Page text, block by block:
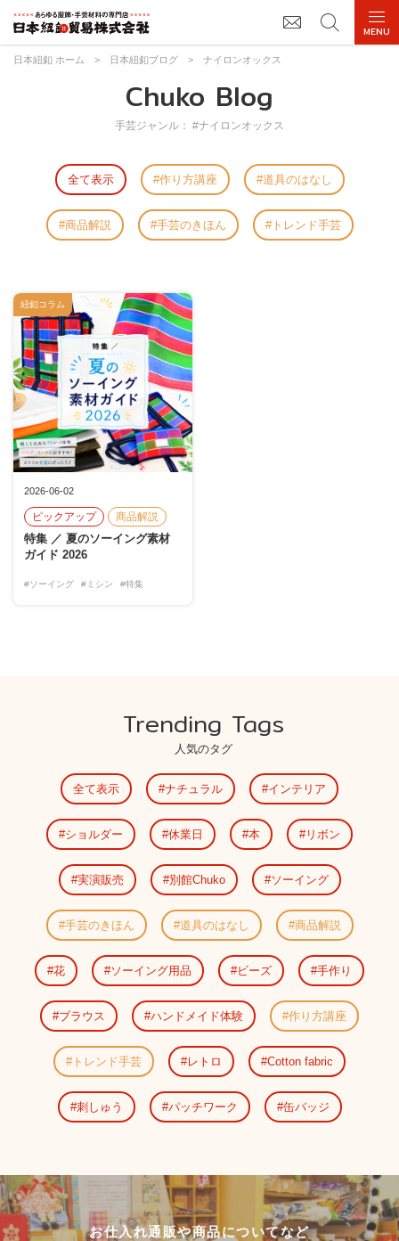
日本紐釦 ホーム > 日本紐釦ブログ > ナイロンオックス
Chuko Blog
手芸ジャンル： #ナイロンオックス
全て表示 作り方講座 道具のはなし
商品解説 手芸のきほん トレンド手芸
2026-06-02
ピックアップ 商品解説
特集 ／ 夏のソーイング素材
ガイド 2026
#ソーイング #ミシン #特集
紐釦コラム
Trending Tags
人気のタグ
全て表示 ナチュラル インテリア
ショルダー 休業日 本 リボン
実演販売 別館Chuko ソーイング
手芸のきほん 道具のはなし 商品解説
花 ソーイング用品 ビーズ 手作り
ブラウス ハンドメイド体験 作り方講座
トレンド手芸 レトロ Cotton fabric
刺しゅう パッチワーク 缶バッジ
お仕入れ通販や商品についてなど